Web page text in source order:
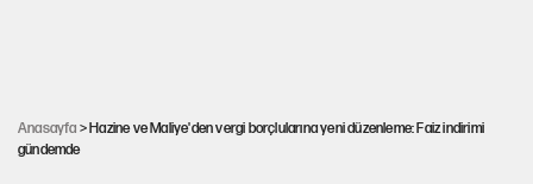
Anasayfa > Hazine ve Maliye'den vergi borçlularına yeni düzenleme: Faiz indirimi
gündemde